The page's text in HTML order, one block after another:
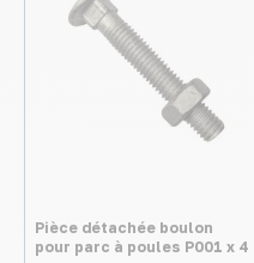
Pièce détachée boulon
pour parc à poules P001 x 4